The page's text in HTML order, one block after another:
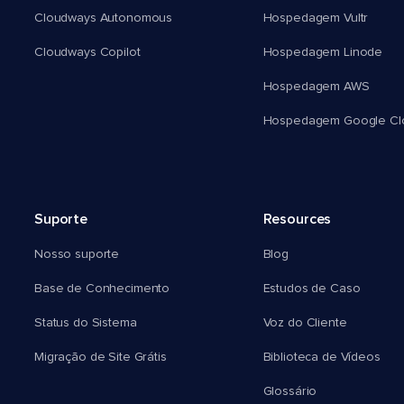
Cloudways Autonomous
Cloudways Copilot
Hospedagem Vultr
Hospedagem Linode
Hospedagem AWS
Hospedagem Google
Suporte
Nosso suporte
Base de Conhecimento
Status do Sistema
Migração de Site Grátis
Resources
Blog
Estudos de Caso
Voz do Cliente
Biblioteca de Vídeos
Glossário